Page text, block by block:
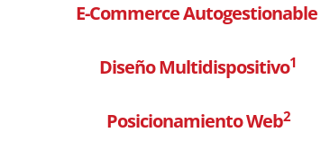
E-Commerce Autogestionable
Diseño Multidispositivo1
Posicionamiento Web2